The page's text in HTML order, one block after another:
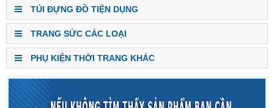
TÚI ĐỰNG ĐỒ TIỆN DỤNG
TRANG SỨC CÁC LOẠI
PHỤ KIỆN THỜI TRANG KHÁC